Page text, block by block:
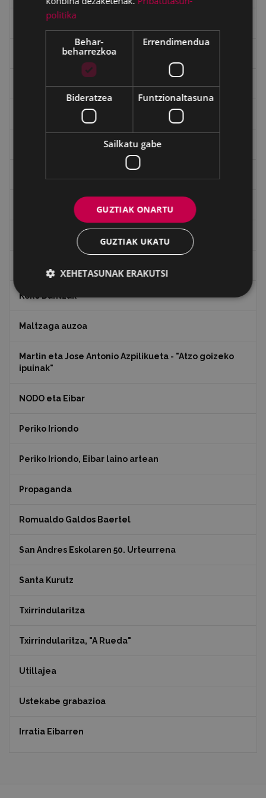
Gerra Zibilaren Interpretazio Zentroa
Ignacio Zuloaga (1870-2020)
Indalecio Ojanguren, Gipuzkoako Foru Aldundia
Juan Antonio Palacios HARRIA
Koko Dantzak
Maltzaga auzoa
Martin eta Jose Antonio Azpilikueta - "Atzo goizeko
ipuinak"
NODO eta Eibar
Periko Iriondo
Periko Iriondo, Eibar laino artean
Propaganda
Romualdo Galdos Baertel
San Andres Eskolaren 50. Urteurrena
Santa Kurutz
Txirrindularitza
Txirrindularitza, "A Rueda"
Utillajea
Ustekabe grabazioa
Irratia Eibarren
politika
Behar-
beharrezkoa
Errendimendua
Bideratzea Funtzionaltasuna
Sailkatu gabe
GUZTIAK ONARTU
GUZTIAK UKATU
XEHETASUNAK ERAKUTSI